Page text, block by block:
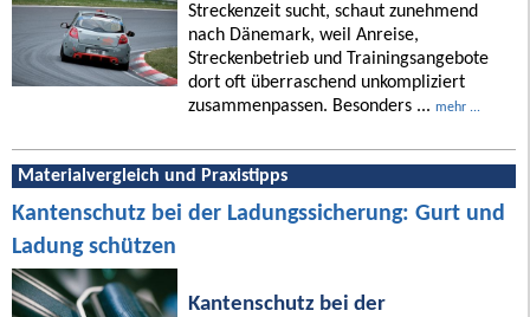
Streckenzeit sucht, schaut zunehmend
nach Dänemark, weil Anreise,
Streckenbetrieb und Trainingsangebote
dort oft überraschend unkompliziert
zusammenpassen. Besonders ... mehr ...
Materialvergleich und Praxistipps
Kantenschutz bei der Ladungssicherung: Gurt und
Ladung schützen
Kantenschutz bei der